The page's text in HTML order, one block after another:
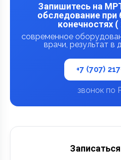
Запишитесь на
обследование при
конечностях (
современное
врачи, результат в
+7 (707)
звонок по